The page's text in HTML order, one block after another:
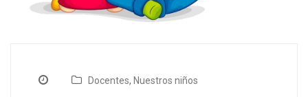
Docentes, Nuestros niños